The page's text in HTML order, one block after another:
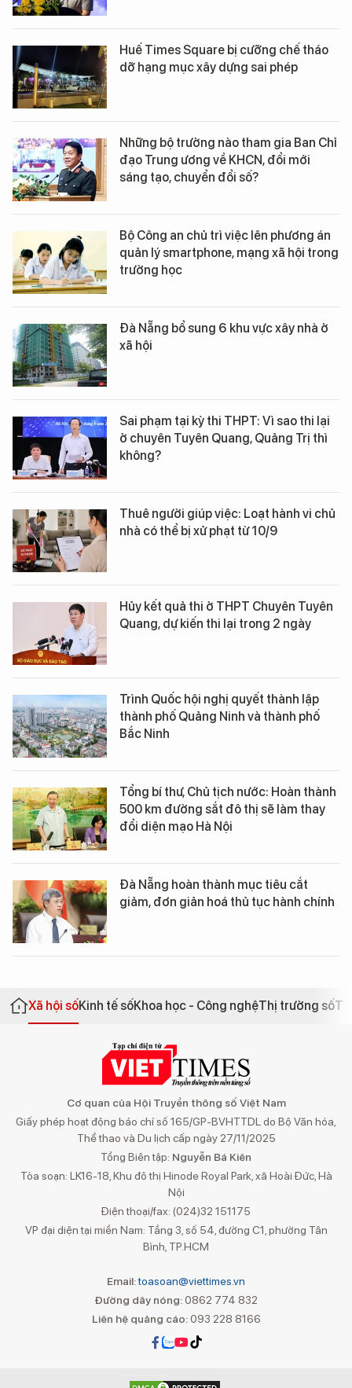
Huế Times Square bị cưỡng chế tháo
dỡ hạng mục xây dựng sai phép
Những bộ trưởng nào tham gia Ban Chỉ
đạo Trung ương về KHCN, đổi mới
sáng tạo, chuyển đổi số?
Bộ Công an chủ trì việc lên phương án
quản lý smartphone, mạng xã hội trong
trường học
Đà Nẵng bổ sung 6 khu vực xây nhà ở
xã hội
Sai phạm tại kỳ thi THPT: Vì sao thi lại
ở chuyên Tuyên Quang, Quảng Trị thì
không?
Thuê người giúp việc: Loạt hành vi chủ
nhà có thể bị xử phạt từ 10/9
Hủy kết quả thi ở THPT Chuyên Tuyên
Quang, dự kiến thi lại trong 2 ngày
Trình Quốc hội nghị quyết thành lập
thành phố Quảng Ninh và thành phố
Bắc Ninh
Tổng bí thư, Chủ tịch nước: Hoàn thành
500 km đường sắt đô thị sẽ làm thay
đổi diện mạo Hà Nội
Đà Nẵng hoàn thành mục tiêu cắt
giảm, đơn giản hoá thủ tục hành chính
Xã hội sốKinh tế sốKhoa học - Công nghệThị trường số
Cơ quan của Hội Truyền thông số Việt Nam
Giấy phép hoạt động báo chí số 165/GP-BVHTTDL do Bộ Văn hóa,
Thể thao và Du lịch cấp ngày 27/11/2025
Tổng Biên tập: Nguyễn Bá Kiên
Tòa soạn: LK16-18, Khu đô thị Hinode Royal Park, xã Hoài Đức, Hà
Nội
Điện thoại/fax: (024)32 151175
VP đại diện tại miền Nam: Tầng 3, số 54, đường C1, phường Tân
Bình, TP.HCM
Email:toasoan@viettimes.vn
Đường dây nóng: 0862 774 832
Liên hệ quảng cáo:093 228 8166